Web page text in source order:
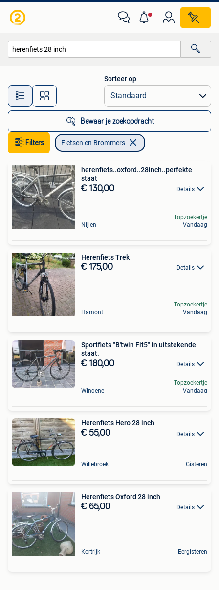
Alle afstanden…
Sorteer op
Bewaar je zoekopdracht
Filters Fietsen en Brommers
herenfiets..oxford..28inch..perfekte
staat
€ 130,00 Details
Nijlen
Topzoekertje
Vandaag
Herenfiets Trek
€ 175,00 Details
Hamont
Topzoekertje
Vandaag
Sportfiets "B'twin Fit5" in uitstekende
staat.
€ 180,00 Details
Wingene
Topzoekertje
Vandaag
Herenfiets Hero 28 inch
€ 55,00 Details
Willebroek Gisteren
Herenfiets Oxford 28 inch
€ 65,00 Details
Kortrijk Eergisteren